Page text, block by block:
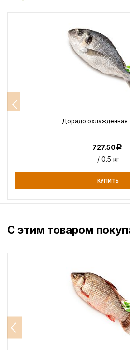
Дорадо охлажденная
727.50Р
/ 0.5 кг
КУПИТЬ
С этим товаром